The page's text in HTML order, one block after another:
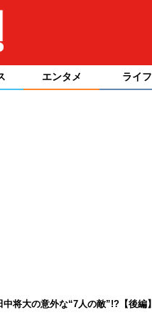
エンタメ ライフ
将大の意外な“7人の敵”!?【後編】